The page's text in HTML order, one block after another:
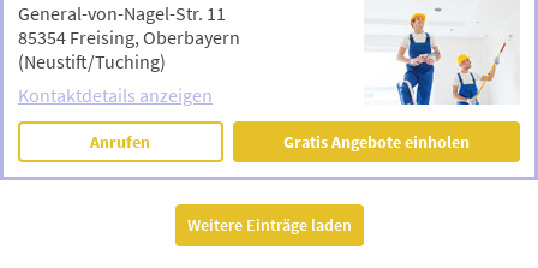
General-von-Nagel-Str. 11
85354 Freising, Oberbayern
(Neustift/Tuching)
Kontaktdetails anzeigen
Anrufen Gratis Angebote einholen
Weitere Einträge laden